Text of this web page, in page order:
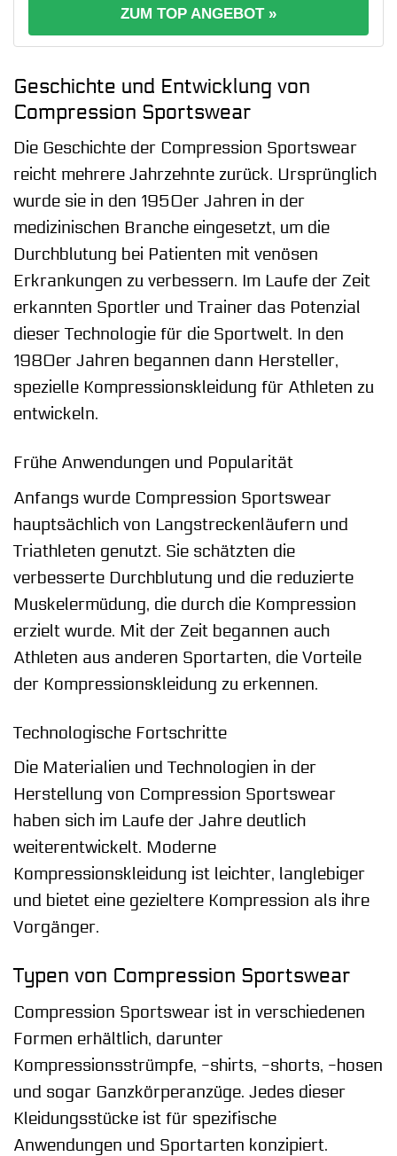
ZUM TOP ANGEBOT »
Geschichte und Entwicklung von
Compression Sportswear
Die Geschichte der Compression Sportswear
reicht mehrere Jahrzehnte zurück. Ursprünglich
wurde sie in den 1950er Jahren in der
medizinischen Branche eingesetzt, um die
Durchblutung bei Patienten mit venösen
Erkrankungen zu verbessern. Im Laufe der Zeit
erkannten Sportler und Trainer das Potenzial
dieser Technologie für die Sportwelt. In den
1980er Jahren begannen dann Hersteller,
spezielle Kompressionskleidung für Athleten zu
entwickeln.
Frühe Anwendungen und Popularität
Anfangs wurde Compression Sportswear
hauptsächlich von Langstreckenläufern und
Triathleten genutzt. Sie schätzten die
verbesserte Durchblutung und die reduzierte
Muskelermüdung, die durch die Kompression
erzielt wurde. Mit der Zeit begannen auch
Athleten aus anderen Sportarten, die Vorteile
der Kompressionskleidung zu erkennen.
Technologische Fortschritte
Die Materialien und Technologien in der
Herstellung von Compression Sportswear
haben sich im Laufe der Jahre deutlich
weiterentwickelt. Moderne
Kompressionskleidung ist leichter, langlebiger
und bietet eine gezieltere Kompression als ihre
Vorgänger.
Typen von Compression Sportswear
Compression Sportswear ist in verschiedenen
Formen erhältlich, darunter
Kompressionsstrümpfe, -shirts, -shorts, -hosen
und sogar Ganzkörperanzüge. Jedes dieser
Kleidungsstücke ist für spezifische
Anwendungen und Sportarten konzipiert.